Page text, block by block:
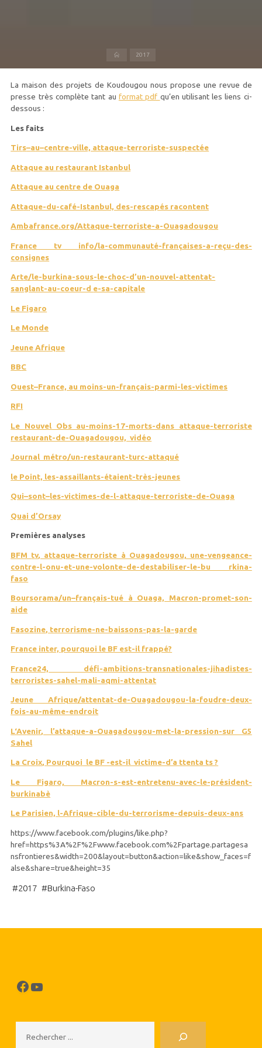
Accueil2017
La maison des projets de Koudougou nous propose une revue de
presse très complète tant au format pdf qu’en utilisant les liens ci-
dessous :
Les faits
Tirs–au–centre-ville, attaque-terroriste-suspectée
Attaque au restaurant Istanbul
Attaque au centre de Ouaga
Attaque-du-café-Istanbul, des-rescapés racontent
Ambafrance.org/Attaque-terroriste-a-Ouagadougou
France tv info/la-communauté-françaises-a-reçu-des-
consignes
Arte/le-burkina-sous-le-choc-d’un-nouvel-attentat-
sanglant-au-coeur-d e-sa-capitale
Le Figaro
Le Monde
Jeune Afrique
BBC
Ouest–France, au moins-un-français-parmi-les-victimes
RFI
Le Nouvel Obs au-moins-17-morts-dans attaque-terroriste
restaurant-de-Ouagadougou, vidéo
Journal métro/un-restaurant-turc-attaqué
le Point, les-assaillants-étaient-très-jeunes
Qui–sont–les-victimes-de-l-attaque-terroriste-de-Ouaga
Quai d’Orsay
Premières analyses
BFM tv, attaque-terroriste à Ouagadougou, une-vengeance-
contre-l-onu-et-une-volonte-de-destabiliser-le-bu rkina-
faso
Boursorama/un–français-tué à Ouaga, Macron-promet-son-
aide
Fasozine, terrorisme-ne-baissons-pas-la-garde
France inter, pourquoi le BF est-il frappé?
France24, défi-ambitions-transnationales-jihadistes-
terroristes-sahel-mali-aqmi-attentat
Jeune Afrique/attentat-de-Ouagadougou-la-foudre-deux-
fois-au-même-endroit
L‘Avenir, l’attaque-a-Ouagadougou-met-la-pression-sur G5
Sahel
La Croix, Pourquoi le BF -est-il victime-d’a ttenta ts ?
Le Figaro, Macron-s-est-entretenu-avec-le-président-
burkinabè
Le Parisien, l-Afrique-cible-du-terrorisme-depuis-deux-ans
https://www.facebook.com/plugins/like.php?
href=https%3A%2F%2Fwww.facebook.com%2Fpartage.partagesa
nsfrontieres&width=200&layout=button&action=like&show_faces=f
alse&share=true&height=35
#2017 #Burkina-Faso
Facebook
YouTube